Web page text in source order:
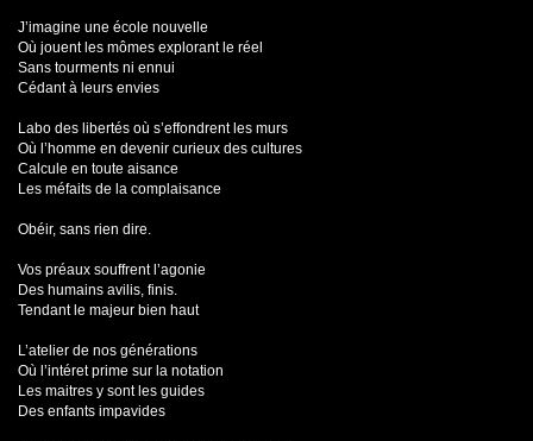
J’imagine une école nouvelle
Où jouent les mômes explorant le réel
Sans tourments ni ennui
Cédant à leurs envies
Labo des libertés où s’effondrent les murs
Où l’homme en devenir curieux des cultures
Calcule en toute aisance
Les méfaits de la complaisance
Obéir, sans rien dire.
Vos préaux souffrent l’agonie
Des humains avilis, finis.
Tendant le majeur bien haut
L’atelier de nos générations
Où l’intéret prime sur la notation
Les maitres y sont les guides
Des enfants impavides